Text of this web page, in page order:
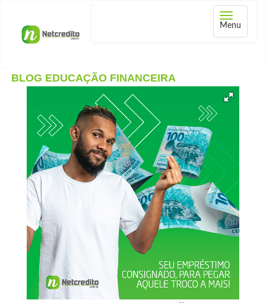
Abrir
menu
Menu
BLOG EDUCAÇÃO FINANCEIRA